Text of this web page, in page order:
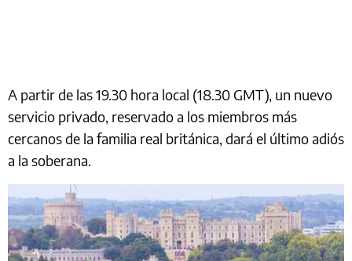
A partir de las 19.30 hora local (18.30 GMT), un nuevo
servicio privado, reservado a los miembros más
cercanos de la familia real británica, dará el último adiós
a la soberana.